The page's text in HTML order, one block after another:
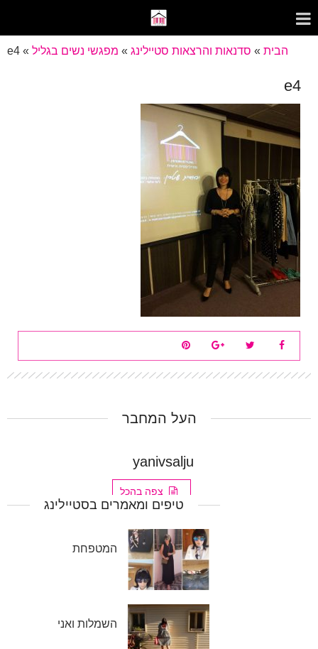
הבית » סדנאות והרצאות סטיילינג » מפגשי נשים בגליל »
e4
e4
העל המחבר
yanivsalju
צפה בהכל
טיפים ומאמרים בסטיילינג
המטפחת
השמלות ואני